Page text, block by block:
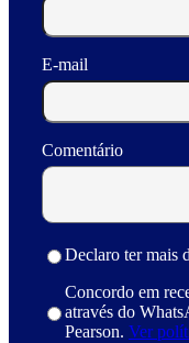
E-mail
Comentário
Declaro ter mais
Concordo em
através do
Pearson. Ver